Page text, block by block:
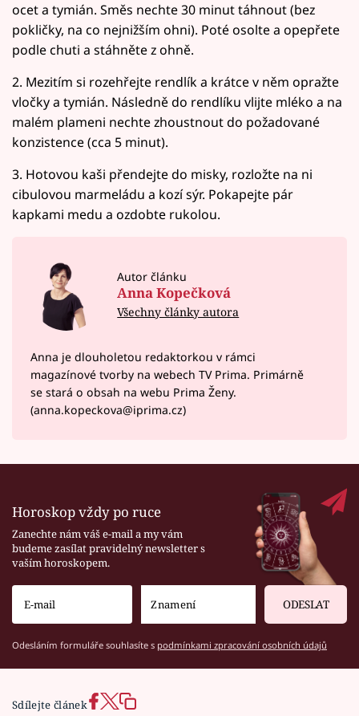
ocet a tymián. Směs nechte 30 minut táhnout (bez
pokličky, na co nejnižším ohni). Poté osolte a opepřete
podle chuti a stáhněte z ohně.
2. Mezitím si rozehřejte rendlík a krátce v něm opražte
vločky a tymián. Následně do rendlíku vlijte mléko a na
malém plameni nechte zhoustnout do požadované
konzistence (cca 5 minut).
3. Hotovou kaši přendejte do misky, rozložte na ni
cibulovou marmeládu a kozí sýr. Pokapejte pár
kapkami medu a ozdobte rukolou.
Autor článku
Anna Kopečková
Všechny články autora
Anna je dlouholetou redaktorkou v rámci
magazínové tvorby na webech TV Prima. Primárně
se stará o obsah na webu Prima Ženy.
(anna.kopeckova@iprima.cz)
Horoskop vždy po ruce
Zanechte nám váš e-mail a my vám
budeme zasílat pravidelný newsletter s
vaším horoskopem.
ODESLAT
Odesláním formuláře souhlasíte s podmínkami zpracování osobních údajů
Sdílejte článek